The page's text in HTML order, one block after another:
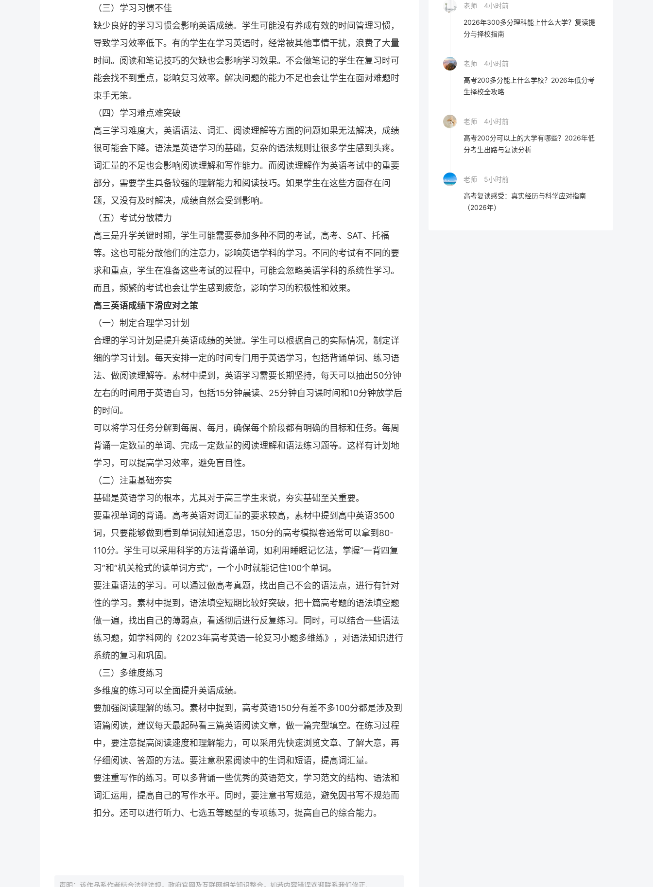
（三）学习习惯不佳
缺少良好的学习习惯会影响英语成绩。学生可能没有养成有效的时间管理习惯，
导致学习效率低下。有的学生在学习英语时，经常被其他事情干扰，浪费了大量
时间。阅读和笔记技巧的欠缺也会影响学习效果。不会做笔记的学生在复习时可
能会找不到重点，影响复习效率。解决问题的能力不足也会让学生在面对难题时
束手无策。
（四）学习难点难突破
高三学习难度大，英语语法、词汇、阅读理解等方面的问题如果无法解决，成绩
很可能会下降。语法是英语学习的基础，复杂的语法规则让很多学生感到头疼。
词汇量的不足也会影响阅读理解和写作能力。而阅读理解作为英语考试中的重要
部分，需要学生具备较强的理解能力和阅读技巧。如果学生在这些方面存在问
题，又没有及时解决，成绩自然会受到影响。
（五）考试分散精力
高三是升学关键时期，学生可能需要参加多种不同的考试，高考、SAT、托福
等。这也可能分散他们的注意力，影响英语学科的学习。不同的考试有不同的要
求和重点，学生在准备这些考试的过程中，可能会忽略英语学科的系统性学习。
而且，频繁的考试也会让学生感到疲惫，影响学习的积极性和效果。
高三英语成绩下滑应对之策
（一）制定合理学习计划
合理的学习计划是提升英语成绩的关键。学生可以根据自己的实际情况，制定详
细的学习计划。每天安排一定的时间专门用于英语学习，包括背诵单词、练习语
法、做阅读理解等。素材中提到，英语学习需要长期坚持，每天可以抽出50分钟
左右的时间用于英语自习，包括15分钟晨读、25分钟自习课时间和10分钟放学后
的时间。
可以将学习任务分解到每周、每月，确保每个阶段都有明确的目标和任务。每周
背诵一定数量的单词、完成一定数量的阅读理解和语法练习题等。这样有计划地
学习，可以提高学习效率，避免盲目性。
（二）注重基础夯实
基础是英语学习的根本，尤其对于高三学生来说，夯实基础至关重要。
要重视单词的背诵。高考英语对词汇量的要求较高，素材中提到高中英语3500
词，只要能够做到看到单词就知道意思，150分的高考模拟卷通常可以拿到80-
110分。学生可以采用科学的方法背诵单词，如利用睡眠记忆法，掌握“一背四复
习”和“机关枪式的读单词方式”，一个小时就能记住100个单词。
要注重语法的学习。可以通过做高考真题，找出自己不会的语法点，进行有针对
性的学习。素材中提到，语法填空短期比较好突破，把十篇高考题的语法填空题
做一遍，找出自己的薄弱点，看透彻后进行反复练习。同时，可以结合一些语法
练习题，如学科网的《2023年高考英语一轮复习小题多维练》，对语法知识进行
系统的复习和巩固。
（三）多维度练习
多维度的练习可以全面提升英语成绩。
要加强阅读理解的练习。素材中提到，高考英语150分有差不多100分都是涉及到
语篇阅读，建议每天最起码看三篇英语阅读文章，做一篇完型填空。在练习过程
中，要注意提高阅读速度和理解能力，可以采用先快速浏览文章、了解大意，再
仔细阅读、答题的方法。要注意积累阅读中的生词和短语，提高词汇量。
要注重写作的练习。可以多背诵一些优秀的英语范文，学习范文的结构、语法和
词汇运用，提高自己的写作水平。同时，要注意书写规范，避免因书写不规范而
扣分。还可以进行听力、七选五等题型的专项练习，提高自己的综合能力。
声明：该作品系作者结合法律法规，政府官网及互联网相关知识整合，如若内容错误欢迎联系我们修正.
老师
4小时前
2026年300多分理科能上什么大学？复读提
分与择校指南
老师
4小时前
高考200多分能上什么学校？2026年低分考
生择校全攻略
老师
4小时前
高考200分可以上的大学有哪些？2026年低
分考生出路与复读分析
老师
5小时前
高考复读感受：真实经历与科学应对指南
（2026年）